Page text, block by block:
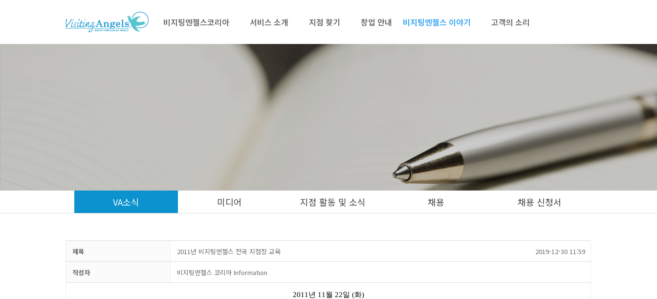
비지팅엔젤스코리아 서비스 소개 지점 찾기 창업 안내 비지팅엔젤스 이야기 고객의 소리
VA소식 미디어 지점 활동 및 소식 채용 채용 신청서
제목 2011년 비지팅엔젤스 전국 지점장 교육 2019-12-30 11:59
작성자 비지팅엔젤스 코리아 Information
2011년 11월 22일 (화)